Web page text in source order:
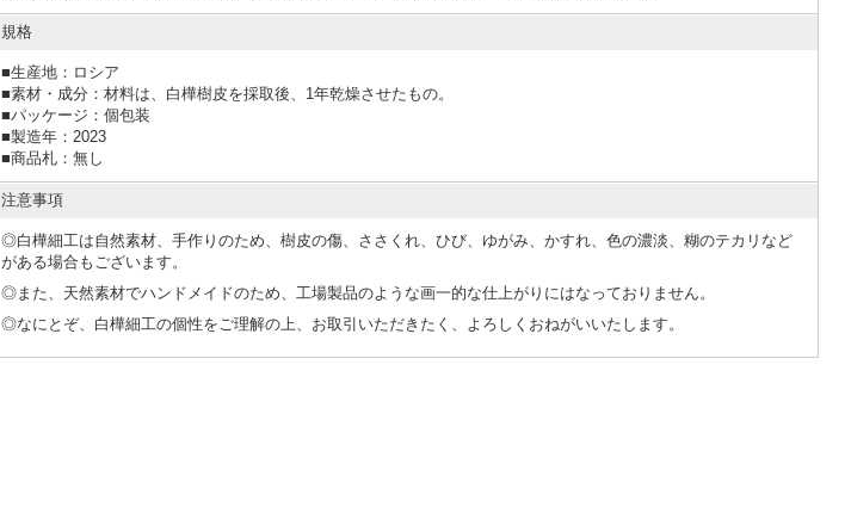
規格
■生産地：ロシア
■素材・成分：材料は、白樺樹皮を採取後、1年乾燥させたもの。
■パッケージ：個包装
■製造年：2023
■商品札：無し
注意事項
◎白樺細工は自然素材、手作りのため、樹皮の傷、ささくれ、ひび、ゆがみ、かすれ、色の濃淡、糊のテカリなど
がある場合もございます。
◎また、天然素材でハンドメイドのため、工場製品のような画一的な仕上がりにはなっておりません。
◎なにとぞ、白樺細工の個性をご理解の上、お取引いただきたく、よろしくおねがいいたします。